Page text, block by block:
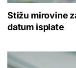
Stižu mirovine
datum isplate